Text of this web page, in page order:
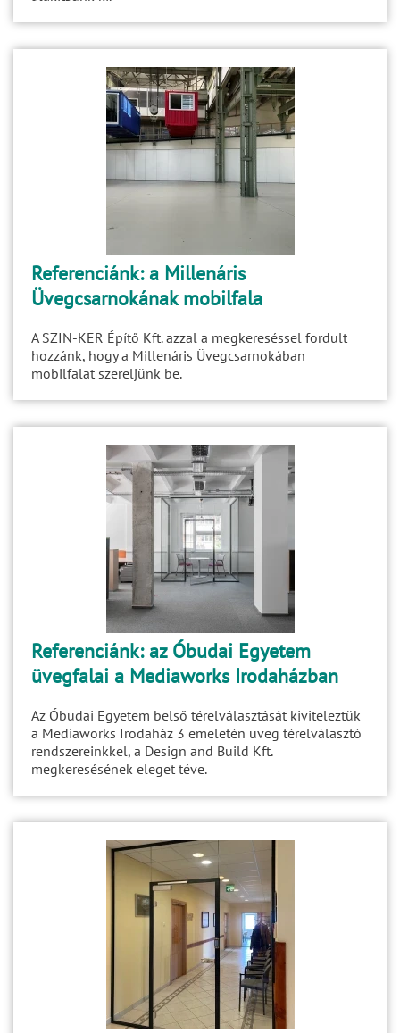
Referenciánk: a Millenáris
Üvegcsarnokának mobilfala
A SZIN-KER Építő Kft. azzal a megkereséssel fordult
hozzánk, hogy a Millenáris Üvegcsarnokában
mobilfalat szereljünk be.
Referenciánk: az Óbudai Egyetem
üvegfalai a Mediaworks Irodaházban
Az Óbudai Egyetem belső térelválasztását kiviteleztük
a Mediaworks Irodaház 3 emeletén üveg térelválasztó
rendszereinkkel, a Design and Build Kft.
megkeresésének eleget téve.